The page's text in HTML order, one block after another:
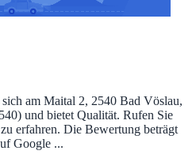
am Maital 2, 2540 Bad Vöslau,
und bietet Qualität. Rufen Sie
erfahren. Die Bewertung beträgt
Google ...